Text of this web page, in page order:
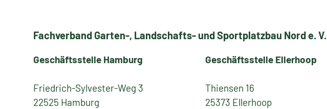
Fachverband Garten-, Landschafts- und Sportplatzbau Nord e. V.
Geschäftsstelle Hamburg
Friedrich-Sylvester-Weg 3
22525 Hamburg
Geschäftsstelle Ellerhoop
Thiensen 16
25373 Ellerhoop